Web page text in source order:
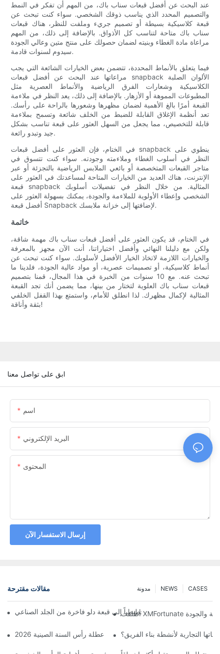
عند البحث عن أفضل قبعات سناب باك، من المهم أن تفكر في النمط
والتصميم المحدد الذي يناسب ذوقك الشخصي. سواء كنت تبحث عن
قبعة كلاسيكية بسيطة أو تصميم جريء وملفت للنظر، هناك قبعات
سناب باك متاحة لتناسب كل الأذواق. بالإضافة إلى ذلك، من المهم
مراعاة مادة الغطاء وبنيته لضمان حصولك على منتج متين وعالي الجودة
سيدوم لسنوات قادمة.
فيما يتعلق بالأنماط المحددة، تتضمن بعض الخيارات الشائعة التي يجب
مراعاتها عند البحث عن أفضل قبعات snapback الألوان الصلبة
الكلاسيكية وشعارات الفرق الرياضية والأنماط العصرية مثل
المطبوعات المموهة أو الأزهار. بالإضافة إلى ذلك، يعد النظر في ملاءمة
القبعة أمرًا بالغ الأهمية لضمان مظهرها وشعورها بالراحة على رأسك.
تعد أنظمة الإغلاق القابلة للضبط من الخلف شائعة وتسمح بملاءمة
قابلة للتخصيص، مما يجعل من السهل العثور على قبعة تناسب بشكل
جيد وتبدو رائعة.
في الختام، فإن العثور على أفضل قبعات snapback ينطوي على
النظر في أسلوب الغطاء وملاءمته وجودته. سواء كنت تتسوق في
متاجر القبعات المتخصصة أو بائعي الملابس الرياضية بالتجزئة أو عبر
الإنترنت، هناك العديد من الخيارات المتاحة لمساعدتك في العثور على
قبعة snapback المثالية. من خلال النظر في تفضيلات أسلوبك
الشخصي وإعطاء الأولوية للملاءمة والجودة، يمكنك بسهولة العثور على
أفضل قبعة Snapback لإضافتها إلى خزانة ملابسك.
خاتمة
في الختام، قد يكون العثور على أفضل قبعات سناب باك مهمة شاقة،
ولكن مع دليلنا النهائي وأفضل اختياراتنا، أنت الآن مجهز بالمعرفة
والخيارات اللازمة لاتخاذ الخيار الأفضل لأسلوبك. سواء كنت تبحث عن
أنماط كلاسيكية، أو تصميمات عصرية، أو مواد عالية الجودة، فلدينا ما
تبحث عنه. مع 10 سنوات من الخبرة في هذا المجال، قمنا بتصميم
قبعات سناب باك العلوية لتختار من بينها، مما يضمن أنك تجد القبعة
المثالية لإكمال مظهرك. لذا انطلق للأمام، واستمتع بهذا القفل الخلفي
بثقة وأناقة!
ابق على تواصل معنا
اسم
البريد الإلكتروني
المحتوى
إرسال الاستفسار الآن
مقالات مقترحة CASES
NEWS مدونة
مصمم بريطاني رسماً تخطيطياً إلى قبعة دلو فاخرة من الجلد الصناعي
احتفال الافتتاح الكبير ابتداءً من عطلة رأس السنة الصينية 2026
التجارية لأنشطة بناء الفريق؟